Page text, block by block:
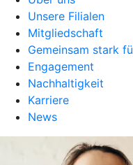
Unsere Filialen
Mitgliedschaft
Gemeinsam stark
Engagement
Nachhaltigkeit
Karriere
News